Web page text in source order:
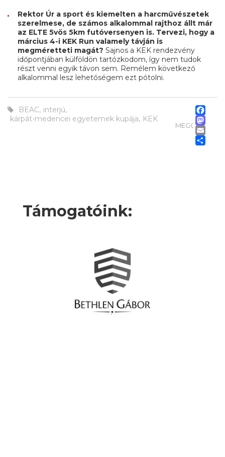
Rektor Úr a sport és kiemelten a harcművészetek
szerelmese, de számos alkalommal rajthoz állt már
az ELTE 5vös 5km futóversenyen is. Tervezi, hogy a
március 4-i KEK Run valamely távján is
megméretteti magát? Sajnos a KEK rendezvény
időpontjában külföldön tartózkodom, így nem tudok
részt venni egyik távon sem. Remélem következő
alkalommal lesz lehetőségem ezt pótolni.
BEAC, interjú,
kárpát-medencei egyetemek kupája, KEK
MEGOSZTÁS
Támogatóink: